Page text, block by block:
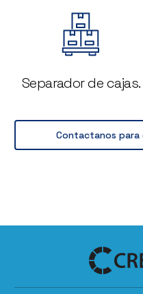
Separador de cajas.
Contactanos